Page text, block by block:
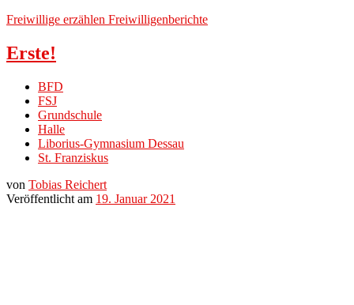
Freiwillige erzählen Freiwilligenberichte
Erste!
BFD
FSJ
Grundschule
Halle
Liborius-Gymnasium Dessau
St. Franziskus
von Tobias Reichert
Veröffentlicht am 19. Januar 2021